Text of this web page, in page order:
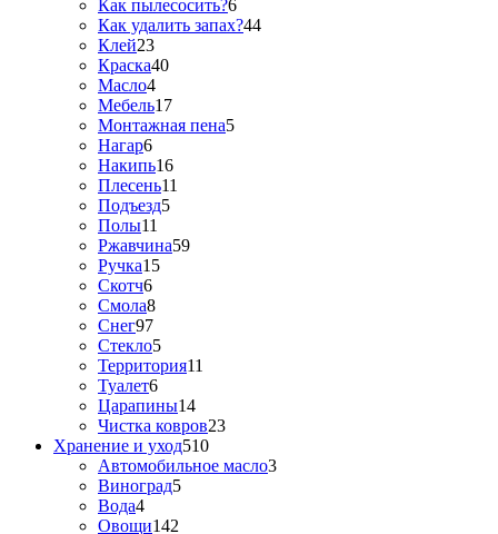
Как пылесосить?6
Как удалить запах?44
Клей23
Краска40
Масло4
Мебель17
Монтажная пена5
Нагар6
Накипь16
Плесень11
Подъезд5
Полы11
Ржавчина59
Ручка15
Скотч6
Смола8
Снег97
Стекло5
Территория11
Туалет6
Царапины14
Чистка ковров23
Хранение и уход510
Автомобильное масло3
Виноград5
Вода4
Овощи142